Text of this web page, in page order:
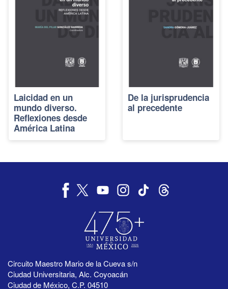
Laicidad en un
mundo diverso.
Reflexiones desde
América Latina
De la jurisprudencia
al precedente
Circuito Maestro Mario de la Cueva s/n
Ciudad Universitaria, Alc. Coyoacán
Ciudad de México, C.P. 04510